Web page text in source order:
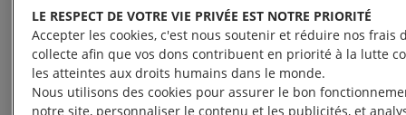
Découvrez-le dès maintenant.
LE RESPECT DE VOTRE VIE PRIVÉE EST NOTRE PRIORITÉ
Accepter les cookies, c'est nous soutenir et réduire nos frais
collecte afin que vos dons contribuent en priorité à la lutte
les atteintes aux droits humains dans le monde.
Nous utilisons des cookies pour assurer le bon
notre site, personnaliser le contenu et les publicités, et